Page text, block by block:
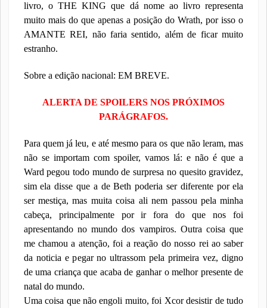
livro, o THE KING que dá nome ao livro representa
muito mais do que apenas a posição do Wrath, por isso o
AMANTE REI, não faria sentido, além de ficar muito
estranho.
Sobre a edição nacional: EM BREVE.
ALERTA DE SPOILERS NOS PRÓXIMOS
PARÁGRAFOS.
Para quem já leu, e até mesmo para os que não leram, mas
não se importam com spoiler, vamos lá: e não é que a
Ward pegou todo mundo de surpresa no quesito gravidez,
sim ela disse que a de Beth poderia ser diferente por ela
ser mestiça, mas muita coisa ali nem passou pela minha
cabeça, principalmente por ir fora do que nos foi
apresentando no mundo dos vampiros. Outra coisa que
me chamou a atenção, foi a reação do nosso rei ao saber
da noticia e pegar no ultrassom pela primeira vez, digno
de uma criança que acaba de ganhar o melhor presente de
natal do mundo.
Uma coisa que não engoli muito, foi Xcor desistir de tudo